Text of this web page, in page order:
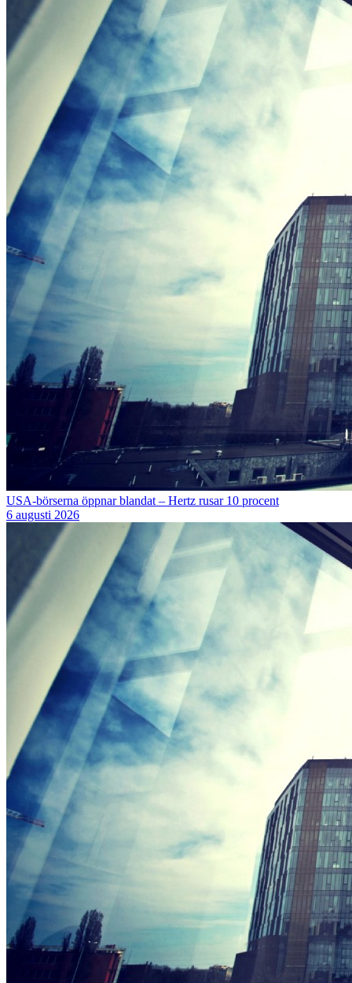
USA-börserna öppnar blandat – Hertz rusar 10 procent
6 augusti 2026